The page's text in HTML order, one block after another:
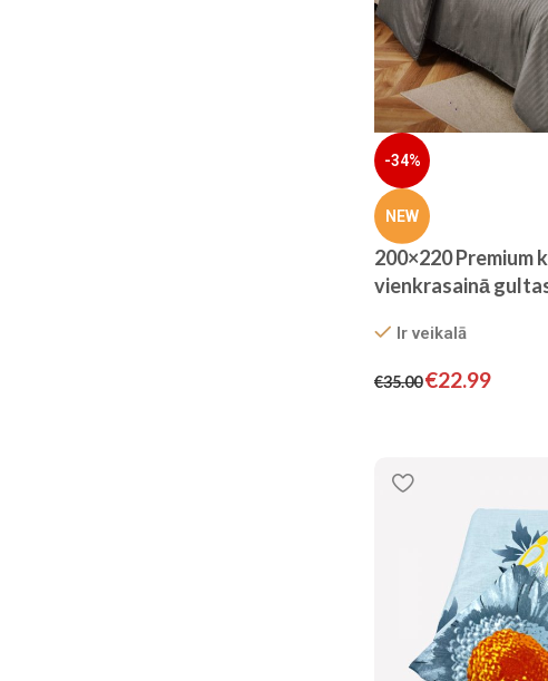
-34%
NEW
200×220 Premium
vienkrasainā
pelēkā krāsā
Ir veikalā
€35.00€22.99